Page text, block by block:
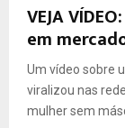
VEJA
em
Um vídeo sobre
viralizou nas
mulher sem